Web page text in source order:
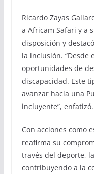
Ricardo Zayas
a Africam Safari y a
disposición y
la inclusión. “Desde
oportunidades de
discapacidad. Este
avanzar hacia una
incluyente”, enfatizó.
Con acciones como
reafirma su
través del deporte,
contribuyendo a la